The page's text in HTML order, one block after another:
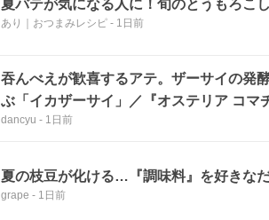
夏バテが気になる人に！旬のとうもろこ
あり｜おつまみレシピ - 1日前
吞んべえが歓喜するアテ。ザーサイの発
ぶ「イカザーサイ」／『オステリア コマ
ピ」
dancyu - 1日前
夏の枝豆が化ける…『調味料』を好きな
grape - 1日前